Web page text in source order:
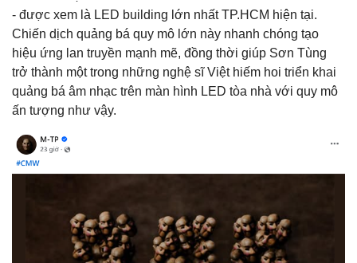
- được xem là LED building lớn nhất TP.HCM hiện tại.
Chiến dịch quảng bá quy mô lớn này nhanh chóng tạo
hiệu ứng lan truyền mạnh mẽ, đồng thời giúp Sơn Tùng
trở thành một trong những nghệ sĩ Việt hiếm hoi triển khai
quảng bá âm nhạc trên màn hình LED tòa nhà với quy mô
ấn tượng như vậy.